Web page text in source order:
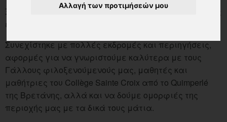
Αλλαγή των προτιμήσεών μου
Ξεκίνησε με διστακτικά χαμόγελα μέχρι που ο χορός
έσπασε τον πάγο.
Συνεχίστηκε με πολλές εκδρομές και περιηγήσεις,
αφορμές για να γνωριστούμε καλύτερα με τους
Γάλλους φιλοξενούμενούς μας, μαθητές και
μαθήτριες του Collège Sainte Croix από το Quimperlé
της Βρετάνης, αλλά και να δούμε ομορφιές της
περιοχής μας με τα δικά τους μάτια.